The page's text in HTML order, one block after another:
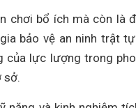
chơi bổ ích mà còn là
bảo vệ an ninh trật
của lực lượng trong
sở.